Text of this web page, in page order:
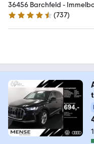
36456 Barchfeld -
4.4 Sterne
(737)